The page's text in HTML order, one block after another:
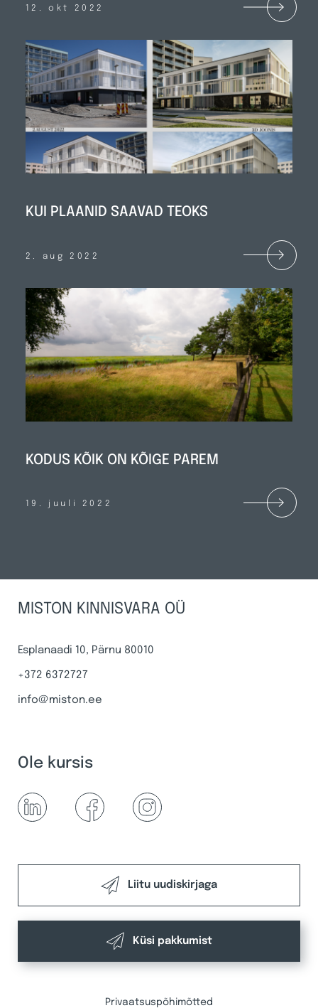
12. okt 2022
KUI PLAANID SAAVAD TEOKS
2. aug 2022
KODUS KÕIK ON KÕIGE PAREM
19. juuli 2022
MISTON KINNISVARA OÜ
Esplanaadi 10, Pärnu 80010
+372 6372727
info@miston.ee
Ole kursis
Liitu uudiskirjaga
Küsi pakkumist
Privaatsuspõhimõtted